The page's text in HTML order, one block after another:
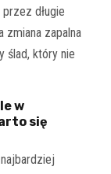
długie
zmiana zapalna
ślad, który nie
w
się